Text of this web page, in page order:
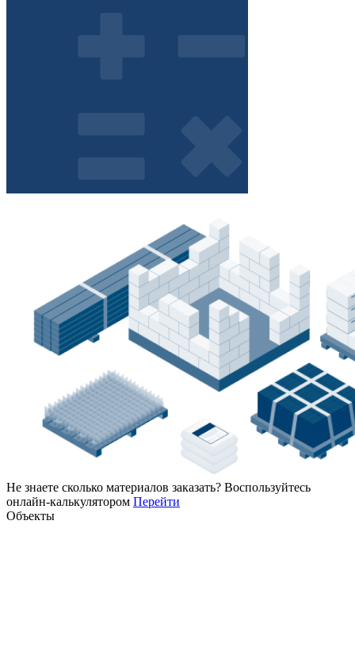
Не знаете сколько материалов заказать? Воспользуйтесь
онлайн-калькулятором Перейти
Объекты